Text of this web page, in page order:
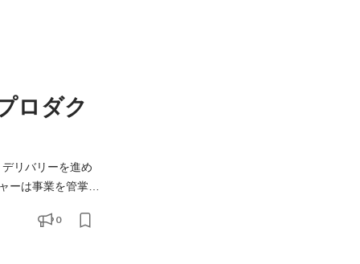
ロダク
リバリーを進め
ーは事業を管掌す
0